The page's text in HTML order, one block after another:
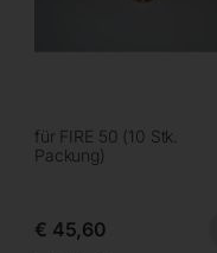
für FIRE 50 (10 Stk.
Packung)
€ 45,60